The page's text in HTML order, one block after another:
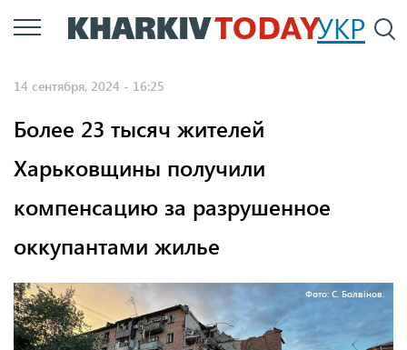
Перейти
к
УКР
14 сентября, 2024 - 16:25
Более 23 тысяч жителей
Харьковщины получили
компенсацию за разрушенное
оккупантами жилье
Фото: С. Болвінов.